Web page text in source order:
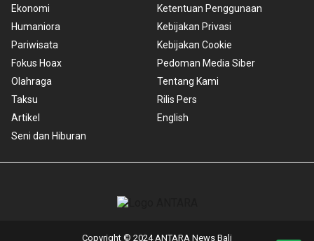
Ekonomi
Humaniora
Pariwisata
Fokus Hoax
Olahraga
Taksu
Artikel
Seni dan Hiburan
Ketentuan Penggunaan
Kebijakan Privasi
Kebijakan Cookie
Pedoman Media Siber
Tentang Kami
Rilis Pers
English
Copyright © 2024 ANTARA News Bali